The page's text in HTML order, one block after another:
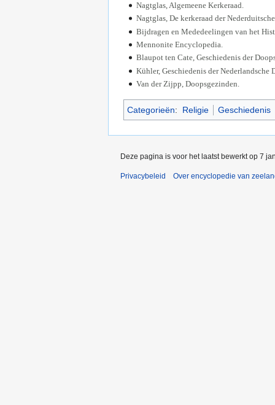
Nagtglas, Algemeene Kerkeraad.
Nagtglas, De kerkeraad der
Bijdragen en Mededeelingen van het
Mennonite Encyclopedia.
Blaupot ten Cate, Geschiedenis der
Kühler, Geschiedenis der Nederlandsche
Van der Zijpp, Doopsgezinden.
Categorieën: Religie Geschiedenis
Deze pagina is voor het laatst bewerkt op 7
Privacybeleid Over encyclopedie van